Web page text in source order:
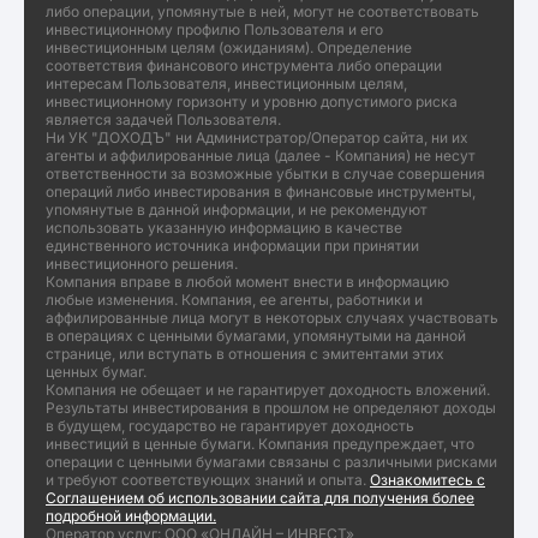
либо операции, упомянутые в ней, могут не соответствовать
инвестиционному профилю Пользователя и его
инвестиционным целям (ожиданиям). Определение
соответствия финансового инструмента либо операции
интересам Пользователя, инвестиционным целям,
инвестиционному горизонту и уровню допустимого риска
является задачей Пользователя.
Ни УК "ДОХОДЪ" ни Администратор/Оператор сайта, ни их
агенты и аффилированные лица (далее - Компания) не несут
ответственности за возможные убытки в случае совершения
операций либо инвестирования в финансовые инструменты,
упомянутые в данной информации, и не рекомендуют
использовать указанную информацию в качестве
единственного источника информации при принятии
инвестиционного решения.
Компания вправе в любой момент внести в информацию
любые изменения. Компания, ее агенты, работники и
аффилированные лица могут в некоторых случаях участвовать
в операциях с ценными бумагами, упомянутыми на данной
странице, или вступать в отношения с эмитентами этих
ценных бумаг.
Компания не обещает и не гарантирует доходность вложений.
Результаты инвестирования в прошлом не определяют доходы
в будущем, государство не гарантирует доходность
инвестиций в ценные бумаги. Компания предупреждает, что
операции с ценными бумагами связаны с различными рисками
и требуют соответствующих знаний и опыта. Ознакомитесь с
Соглашением об использовании сайта для получения более
подробной информации.
Оператор услуг: ООО «ОНЛАЙН – ИНВЕСТ»